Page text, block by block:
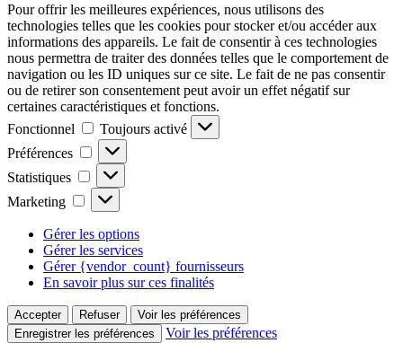
Pour offrir les meilleures expériences, nous utilisons des
technologies telles que les cookies pour stocker et/ou accéder aux
informations des appareils. Le fait de consentir à ces technologies
nous permettra de traiter des données telles que le comportement de
navigation ou les ID uniques sur ce site. Le fait de ne pas consentir
ou de retirer son consentement peut avoir un effet négatif sur
certaines caractéristiques et fonctions.
Fonctionnel
Fonctionnel
Toujours activé
Préférences
Préférences
Statistiques Statistiques
Marketing Marketing
Gérer les options
Gérer les services
Gérer {vendor_count} fournisseurs
En savoir plus sur ces finalités
Accepter Refuser
Voir les préférences
Enregistrer les préférences
Voir les préférences